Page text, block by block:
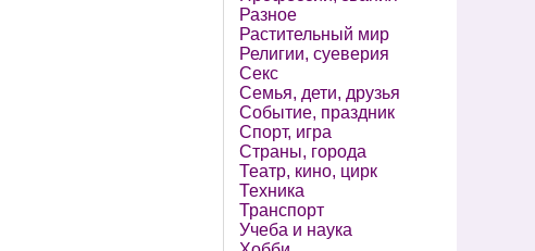
Разное
Растительный мир
Религии, суеверия
Секс
Семья, дети, друзья
Событие, праздник
Спорт, игра
Страны, города
Театр, кино, цирк
Техника
Транспорт
Учеба и наука